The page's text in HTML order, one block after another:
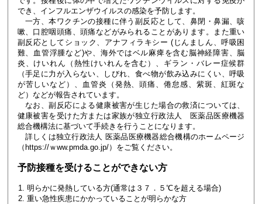
でき、インフルエンザウイルスの感染を予防します。
一方、本ワクチンの接種に伴う副反応として、鼻閉・鼻漏、咳
嗽、口腔咽頭痛、頭痛などがみられることがあります。また重い
副反応としてショック、アナフィラキシー (じんましん、呼吸困
難、血管浮腫など)や、海外ではベル麻痺を含む脳神経障害、脳
炎、けいれん（熱性けいれんを含む）、ギラン・バレー症候群
（手足に力が入らない、しびれ、食べ物が飲み込みにくい、呼吸
が苦しいなど）、血管炎（発熱、頭痛、倦怠感、紫斑、紅斑な
ど）などが報告されています。
なお、副反応による健康被害が生じた場合の救済については、
健康被害を受けた方または家族が独立行政法人 医薬品医療機器
総合機構法に基づいて手続きを行うことになります。
詳しくは独立行政法人 医薬品医療機器総合機構のホームページ
（https://ｗww.pmda.go.jp/）をご覧ください。
予防接種を受けることができない方
明らかに発熱している方(通常は３７．５℃を超える場合)
重い急性疾患にかかっていることが明らかな方